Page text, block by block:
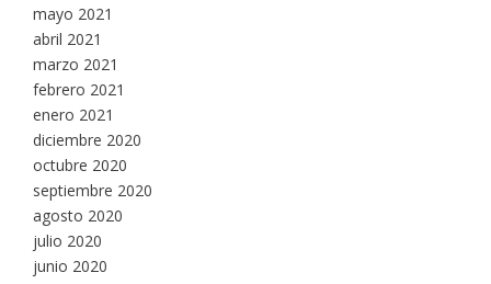
mayo 2021
abril 2021
marzo 2021
febrero 2021
enero 2021
diciembre 2020
octubre 2020
septiembre 2020
agosto 2020
julio 2020
junio 2020